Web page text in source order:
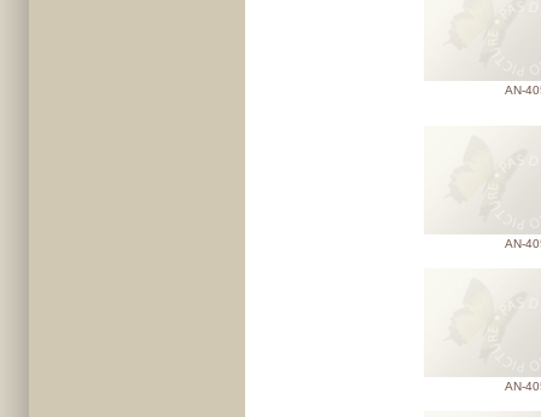
AN-
AN-
AN-